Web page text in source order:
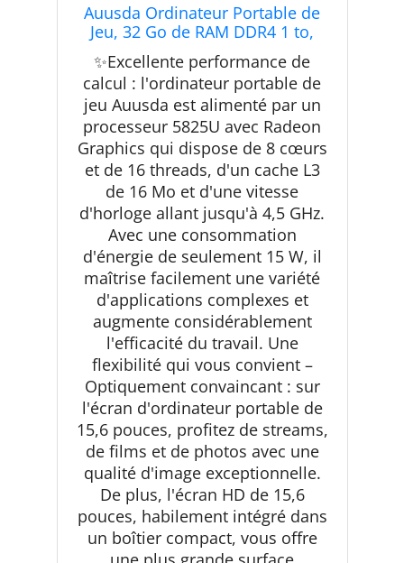
Auusda Ordinateur Portable de
Jeu, 32 Go de RAM DDR4 1 to,
processeur 5825U (4,5 GHz),
Lecteur d'empreintes digitales,
obturateur de confidentialité,
HDMI,Mini SD, Pc Portable
Bureautique
✨Excellente performance de
calcul : l'ordinateur portable de
jeu Auusda est alimenté par un
processeur 5825U avec Radeon
Graphics qui dispose de 8 cœurs
et de 16 threads, d'un cache L3
de 16 Mo et d'une vitesse
d'horloge allant jusqu'à 4,5 GHz.
Avec une consommation
d'énergie de seulement 15 W, il
maîtrise facilement une variété
d'applications complexes et
augmente considérablement
l'efficacité du travail. Une
flexibilité qui vous convient –
Optiquement convaincant : sur
l'écran d'ordinateur portable de
15,6 pouces, profitez de streams,
de films et de photos avec une
qualité d'image exceptionnelle.
De plus, l'écran HD de 15,6
pouces, habilement intégré dans
un boîtier compact, vous offre